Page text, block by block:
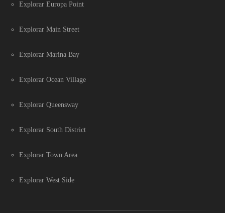
Explorar Europa Point
Explorar Main Street
Explorar Marina Bay
Explorar Ocean Village
Explorar Queensway
Explorar South District
Explorar Town Area
Explorar West Side